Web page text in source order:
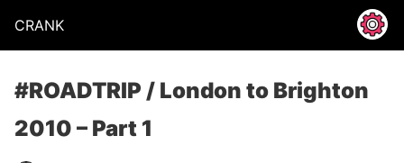
CRANK
#ROADTRIP / London to Brighton
2010 – Part 1